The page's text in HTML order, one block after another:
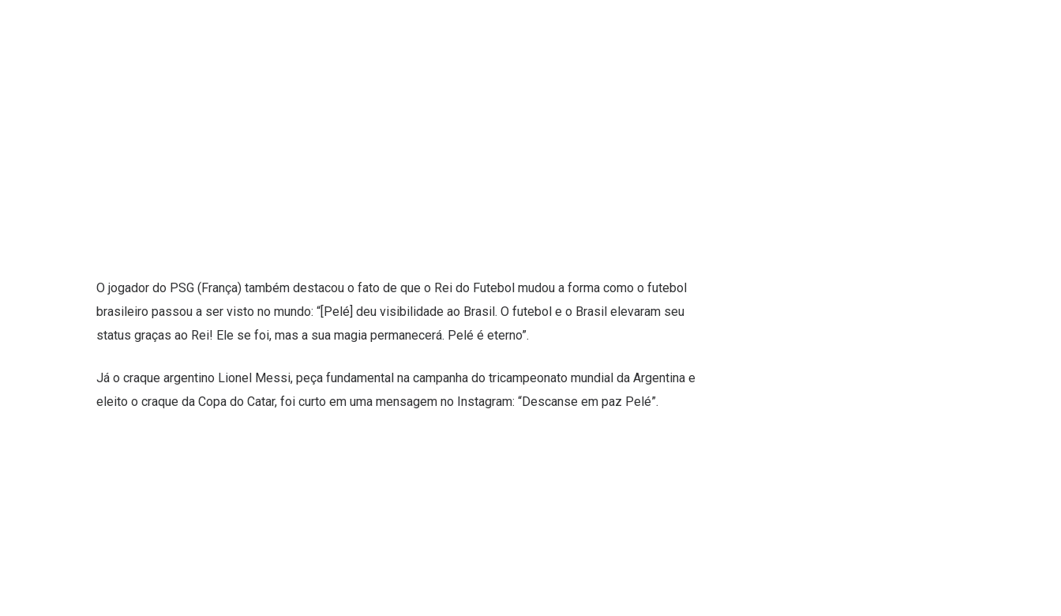
O jogador do PSG (França) também destacou o fato de que o Rei do Futebol mudou a forma como o futebol
brasileiro passou a ser visto no mundo: “[Pelé] deu visibilidade ao Brasil. O futebol e o Brasil elevaram seu
status graças ao Rei! Ele se foi, mas a sua magia permanecerá. Pelé é eterno”.
Já o craque argentino Lionel Messi, peça fundamental na campanha do tricampeonato mundial da Argentina e
eleito o craque da Copa do Catar, foi curto em uma mensagem no Instagram: “Descanse em paz Pelé”.